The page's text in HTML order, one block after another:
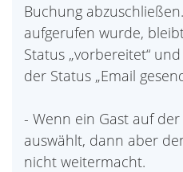
Buchung
aufgerufen wurde,
Status „vorbereitet“
der Status „Email
- Wenn ein Gast auf
auswählt, dann aber
nicht weitermacht.